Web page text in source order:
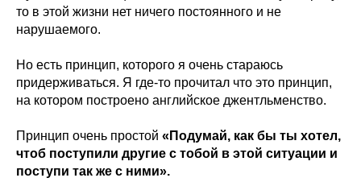
то в этой жизни нет ничего постоянного и не
нарушаемого.
Но есть принцип, которого я очень стараюсь
придерживаться. Я где-то прочитал что это принцип,
на котором построено английское джентльменство.
Принцип очень простой «Подумай, как бы ты хотел,
чтоб поступили другие с тобой в этой ситуации и
поступи так же с ними».